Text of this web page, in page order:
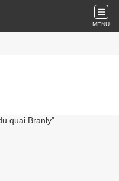
MENU